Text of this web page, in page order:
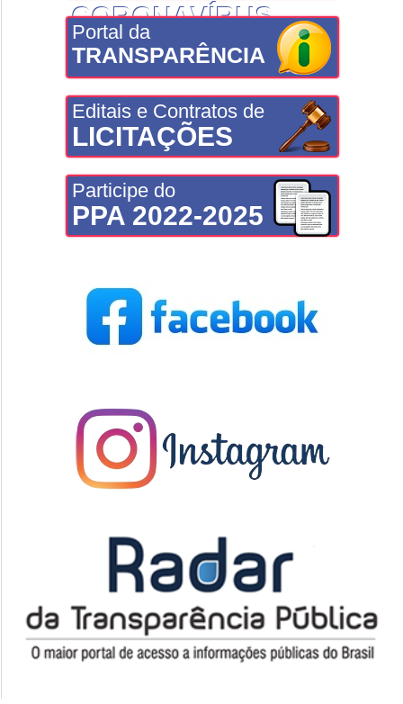
CORONAVÍRUS
Portal da
TRANSPARÊNCIA
Editais e Contratos de
LICITAÇÕES
Participe do
PPA 2022-2025